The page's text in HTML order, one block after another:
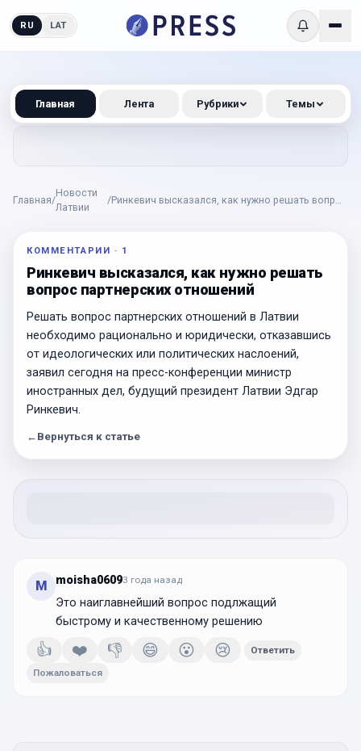
RU LAT
Главная/
Новости
Латвии
/Ринкевич высказался, как нужно решать вопрос
КОММЕНТАРИИ · 1
Ринкевич высказался, как нужно решать
вопрос партнерских отношений
Решать вопрос партнерских отношений в Латвии
необходимо рационально и юридически, отказавшись
от идеологических или политических наслоений,
заявил сегодня на пресс-конференции министр
иностранных дел, будущий президент Латвии Эдгар
Ринкевич.
← Вернуться к статье
M moisha06093 года назад
Это наиглавнейший вопрос подлжащий
быстрому и качественному решению
👍 ❤️ 👎 😄 😮 😢 Ответить
Пожаловаться
Главная Лента Рубрики Темы